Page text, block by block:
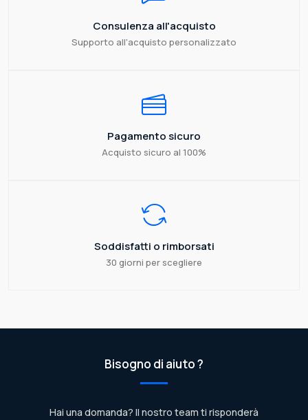
Consulenza all'acquisto
Supporto all'acquisto personalizzato
Pagamento sicuro
Acquisto sicuro al 100%
Soddisfatti o rimborsati
30 giorni per scegliere
Bisogno di aiuto ?
Hai una domanda? Il nostro team ti risponderà